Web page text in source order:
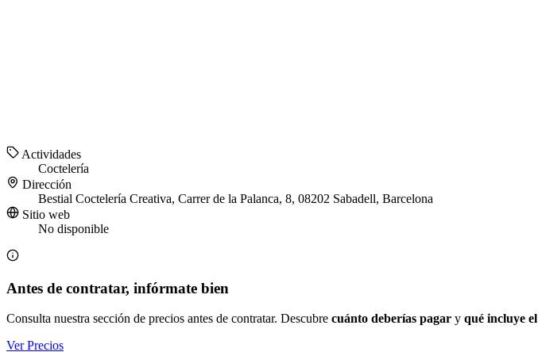
Actividades
Coctelería
Dirección
Bestial Coctelería Creativa, Carrer de la Palanca, 8, 08202 Sabadell, Barcelona
Sitio web
No disponible
Antes de contratar, infórmate bien
Consulta nuestra sección de precios antes de contratar. Descubre cuánto deberías pagar y qué incluye
Ver Precios